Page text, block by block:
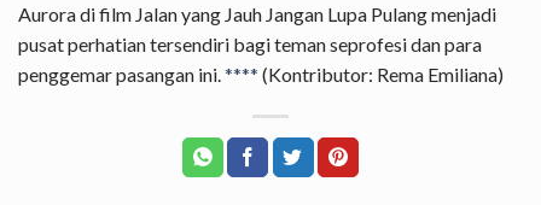
Aurora di film Jalan yang Jauh Jangan Lupa Pulang menjadi
pusat perhatian tersendiri bagi teman seprofesi dan para
penggemar pasangan ini.**** (Kontributor: Rema Emiliana)